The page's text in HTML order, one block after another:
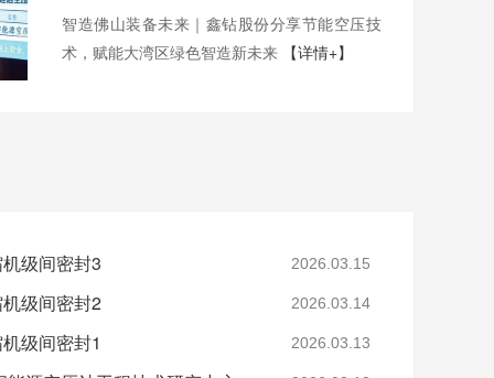
智造佛山装备未来｜鑫钻股份分享节能空压技
术，赋能大湾区绿色智造新未来 【详情+】
级间密封3 2026.03.15
级间密封2 2026.03.14
级间密封1 2026.03.13